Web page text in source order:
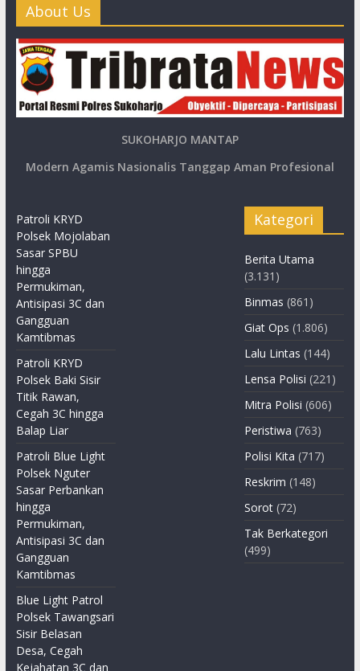
About Us
SUKOHARJO MANTAP
Modern Agamis Nasionalis Tanggap Aman Profesional
Patroli KRYD
Polsek Mojolaban
Sasar SPBU
hingga
Permukiman,
Antisipasi 3C dan
Gangguan
Kamtibmas
Patroli KRYD
Polsek Baki Sisir
Titik Rawan,
Cegah 3C hingga
Balap Liar
Patroli Blue Light
Polsek Nguter
Sasar Perbankan
hingga
Permukiman,
Antisipasi 3C dan
Gangguan
Kamtibmas
Blue Light Patrol
Polsek Tawangsari
Sisir Belasan
Desa, Cegah
Kejahatan 3C dan
Kategori
Berita Utama
(3.131)
Binmas (861)
Giat Ops (1.806)
Lalu Lintas (144)
Lensa Polisi (221)
Mitra Polisi (606)
Peristiwa (763)
Polisi Kita (717)
Reskrim (148)
Sorot (72)
Tak Berkategori
(499)